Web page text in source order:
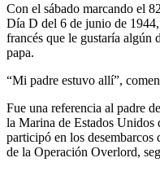
Con el sábado marcando el
Día D del 6 de junio de
francés que le gustaría
papa.
“Mi padre estuvo allí”,
Fue una referencia al padre
la Marina de Estados
participó en los
de la Operación Overlord,